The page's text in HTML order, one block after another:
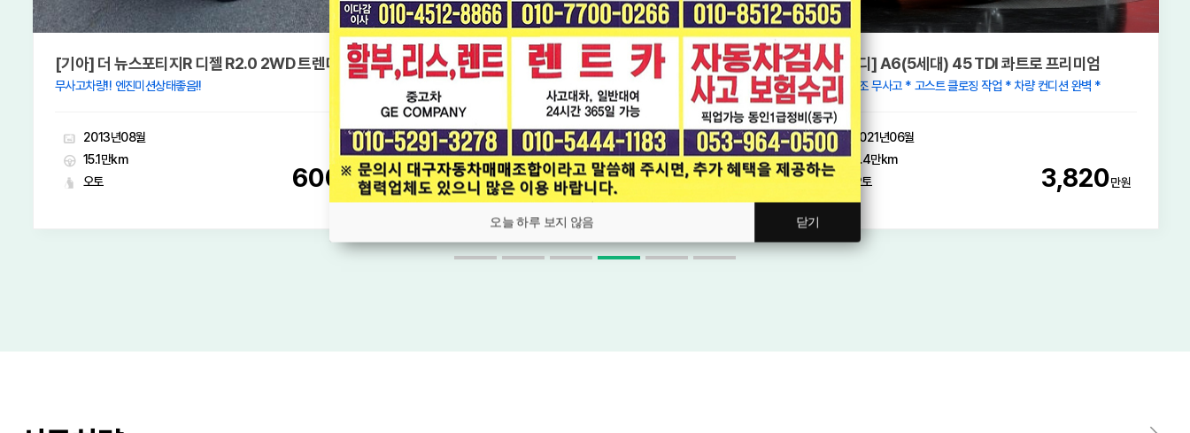
오늘 하루 보지 않음 닫기
[기아] 더 뉴스포티지R 디젤 R2.0 2WD 트렌디
무사고차량!! 엔진미션상태좋음!!
2013년08월
15.1만km
오토
600 만원
[기아] 봉고Ⅲ화물 CRDi 킹캡 초장축
2016년03월
17.2만km
수동
770 만원
[아우디] A6(5세대) 45 TDI 콰트로 프리미엄
* 1인신조 무사고 * 고스트 클로징 작업 * 차량 컨디션 완벽 *
2021년06월
4.4만km
오토
3,820만원